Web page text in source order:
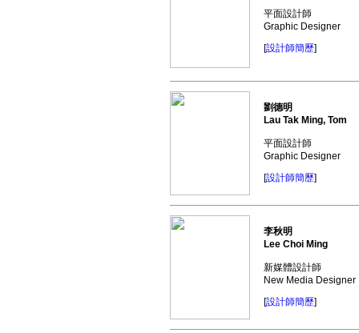
平面設計師
Graphic Designer
[設計師簡歷]
劉德明
Lau Tak Ming, Tom
平面設計師
Graphic Designer
[設計師簡歷]
李秋明
Lee Choi Ming
新媒體設計師
New Media Designer
[設計師簡歷]